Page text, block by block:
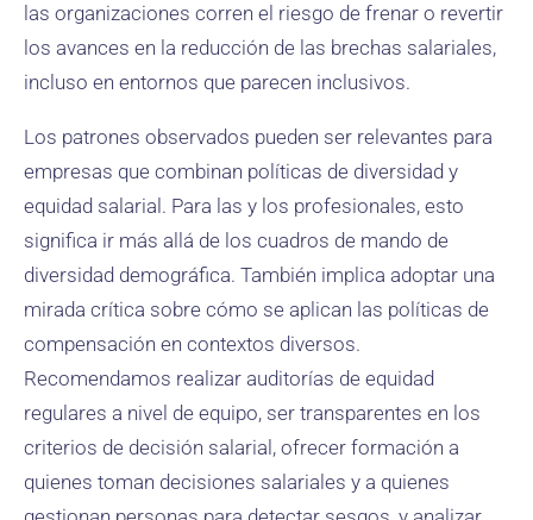
las organizaciones corren el riesgo de frenar o revertir
los avances en la reducción de las brechas salariales,
incluso en entornos que parecen inclusivos.
Los patrones observados pueden ser relevantes para
empresas que combinan políticas de diversidad y
equidad salarial. Para las y los profesionales, esto
significa ir más allá de los cuadros de mando de
diversidad demográfica. También implica adoptar una
mirada crítica sobre cómo se aplican las políticas de
compensación en contextos diversos.
Recomendamos realizar auditorías de equidad
regulares a nivel de equipo, ser transparentes en los
criterios de decisión salarial, ofrecer formación a
quienes toman decisiones salariales y a quienes